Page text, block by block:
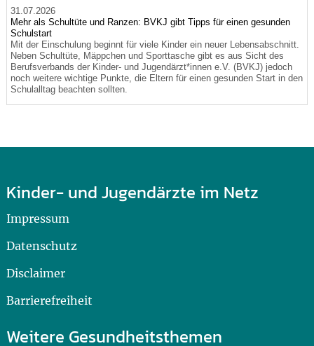
31.07.2026
Mehr als Schultüte und Ranzen: BVKJ gibt Tipps für einen gesunden
Schulstart
Mit der Einschulung beginnt für viele Kinder ein neuer Lebensabschnitt.
Neben Schultüte, Mäppchen und Sporttasche gibt es aus Sicht des
Berufsverbands der Kinder- und Jugendärzt*innen e.V. (BVKJ) jedoch
noch weitere wichtige Punkte, die Eltern für einen gesunden Start in den
Schulalltag beachten sollten.
Kinder- und Jugendärzte im Netz
Impressum
Datenschutz
Disclaimer
Barrierefreiheit
Weitere Gesundheitsthemen